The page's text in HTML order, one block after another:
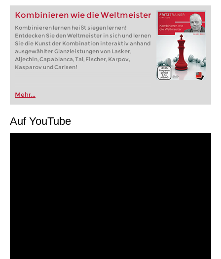
Kombinieren wie die Weltmeister
Kombinieren lernen heißt siegen lernen!
Entdecken Sie den Weltmeister in sich und lernen
Sie die Kunst der Kombination interaktiv anhand
ausgewählter Glanzleistungen von Lasker,
Aljechin, Capablanca, Tal, Fischer, Karpov,
Kasparov und Carlsen!
Mehr...
Auf YouTube